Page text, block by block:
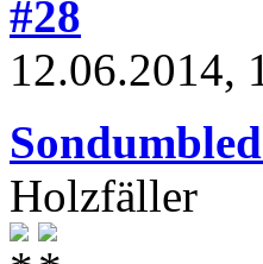
#28
12.06.2014,
Holzfäller